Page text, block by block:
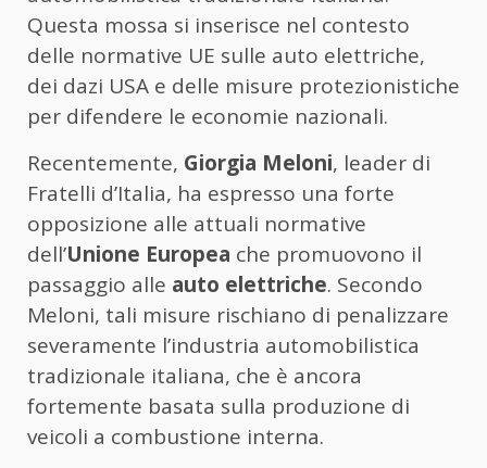
Questa mossa si inserisce nel contesto
delle normative UE sulle auto elettriche,
dei dazi USA e delle misure protezionistiche
per difendere le economie nazionali.
Recentemente, Giorgia Meloni, leader di
Fratelli d’Italia, ha espresso una forte
opposizione alle attuali normative
dell’Unione Europea che promuovono il
passaggio alle auto elettriche. Secondo
Meloni, tali misure rischiano di penalizzare
severamente l’industria automobilistica
tradizionale italiana, che è ancora
fortemente basata sulla produzione di
veicoli a combustione interna.